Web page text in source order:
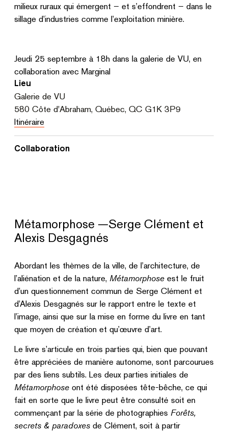
milieux ruraux qui émergent – et s’effondrent – dans le
sillage d’industries comme l’exploitation minière.
Jeudi 25 septembre à 18h dans la galerie de VU, en
collaboration avec Marginal
Lieu
Galerie de VU
580 Côte d'Abraham, Québec, QC G1K 3P9
Itinéraire
Collaboration
Métamorphose —Serge Clément et
Alexis Desgagnés
Abordant les thèmes de la ville, de l’architecture, de
l’aliénation et de la nature, Métamorphose est le fruit
d’un questionnement commun de Serge Clément et
d’Alexis Desgagnés sur le rapport entre le texte et
l’image, ainsi que sur la mise en forme du livre en tant
que moyen de création et qu’œuvre d’art.
Le livre s’articule en trois parties qui, bien que pouvant
être appréciées de manière autonome, sont parcourues
par des liens subtils. Les deux parties initiales de
Métamorphose ont été disposées tête-bêche, ce qui
fait en sorte que le livre peut être consulté soit en
commençant par la série de photographies Forêts,
secrets & paradoxes de Clément, soit à partir